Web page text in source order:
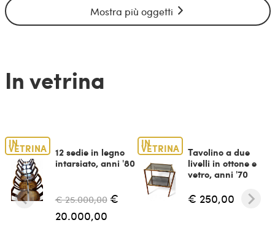
Mostra più oggetti
In vetrina
IN
VETRINA
12 sedie in legno
intarsiato, anni '80
€ 25.000,00 €
20.000,00
IN
VETRINA
Tavolino a due
livelli in ottone e
vetro, anni '70
€ 250,00